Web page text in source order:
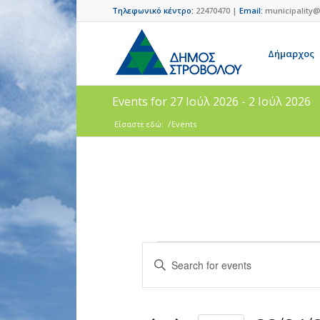
Τηλεφωνικό κέντρο: 22470470 | Email:
Δήμαρχος
Events for 27 Ιούλ 2026 - 2 Ιούλ 2026
Είσαστε εδώ: /Events
Events
Search
and
Enter
Keyword.
Search